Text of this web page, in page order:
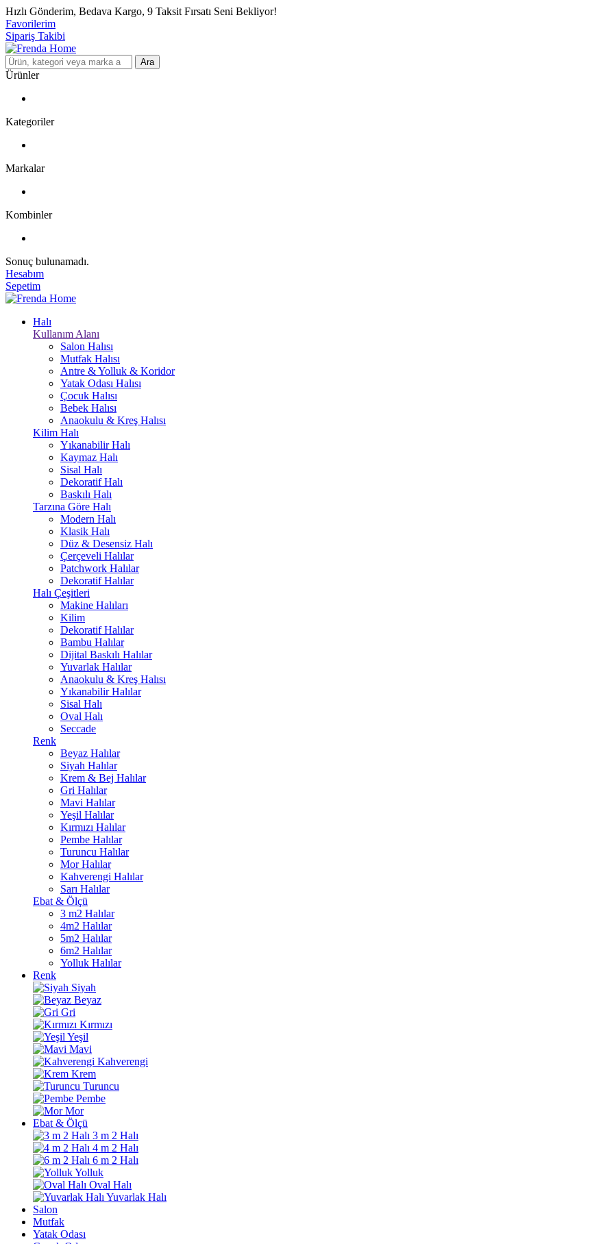
Hızlı Gönderim, Bedava Kargo, 9 Taksit Fırsatı Seni Bekliyor!
Favorilerim
Sipariş Takibi
Ara
Ürünler
Kategoriler
Markalar
Kombinler
Sonuç bulunamadı.
Hesabım
Sepetim
Halı
Kullanım Alanı
Salon Halısı
Mutfak Halısı
Antre & Yolluk & Koridor
Yatak Odası Halısı
Çocuk Halısı
Bebek Halısı
Anaokulu & Kreş Halısı
Kilim Halı
Yıkanabilir Halı
Kaymaz Halı
Sisal Halı
Dekoratif Halı
Baskılı Halı
Tarzına Göre Halı
Modern Halı
Klasik Halı
Düz & Desensiz Halı
Çerçeveli Halılar
Patchwork Halılar
Dekoratif Halılar
Halı Çeşitleri
Makine Halıları
Kilim
Dekoratif Halılar
Bambu Halılar
Dijital Baskılı Halılar
Yuvarlak Halılar
Anaokulu & Kreş Halısı
Yıkanabilir Halılar
Sisal Halı
Oval Halı
Seccade
Renk
Beyaz Halılar
Siyah Halılar
Krem & Bej Halılar
Gri Halılar
Mavi Halılar
Yeşil Halılar
Kırmızı Halılar
Pembe Halılar
Turuncu Halılar
Mor Halılar
Kahverengi Halılar
Sarı Halılar
Ebat & Ölçü
3 m2 Halılar
4m2 Halılar
5m2 Halılar
6m2 Halılar
Yolluk Halılar
Renk
Siyah
Beyaz
Gri
Kırmızı
Yeşil
Mavi
Kahverengi
Krem
Turuncu
Pembe
Mor
Ebat & Ölçü
3 m 2 Halı
4 m 2 Halı
6 m 2 Halı
Yolluk
Oval Halı
Yuvarlak Halı
Salon
Mutfak
Yatak Odası